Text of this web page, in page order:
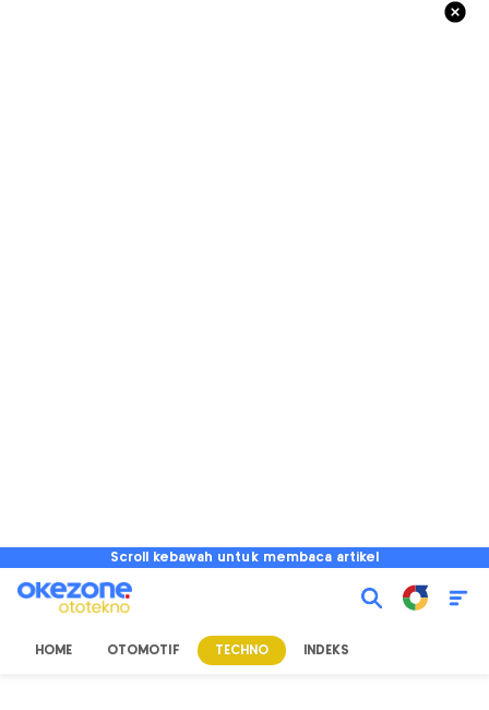
Scroll kebawah untuk membaca artikel
HOME OTOMOTIF TECHNO INDEKS